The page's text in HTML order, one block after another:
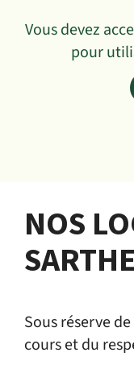
NOS
SARTHE
Sous réserve
cours et du
Vous devez
pour